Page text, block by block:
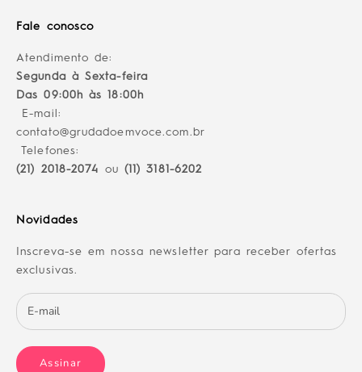
Fale conosco
Atendimento de:
Segunda à Sexta-feira
Das 09:00h às 18:00h
E-mail:
contato@grudadoemvoce.com.br
Telefones:
(21) 2018-2074
ou (11) 3181-6202
Novidades
Inscreva-se em nossa newsletter para receber ofertas
exclusivas.
Assinar